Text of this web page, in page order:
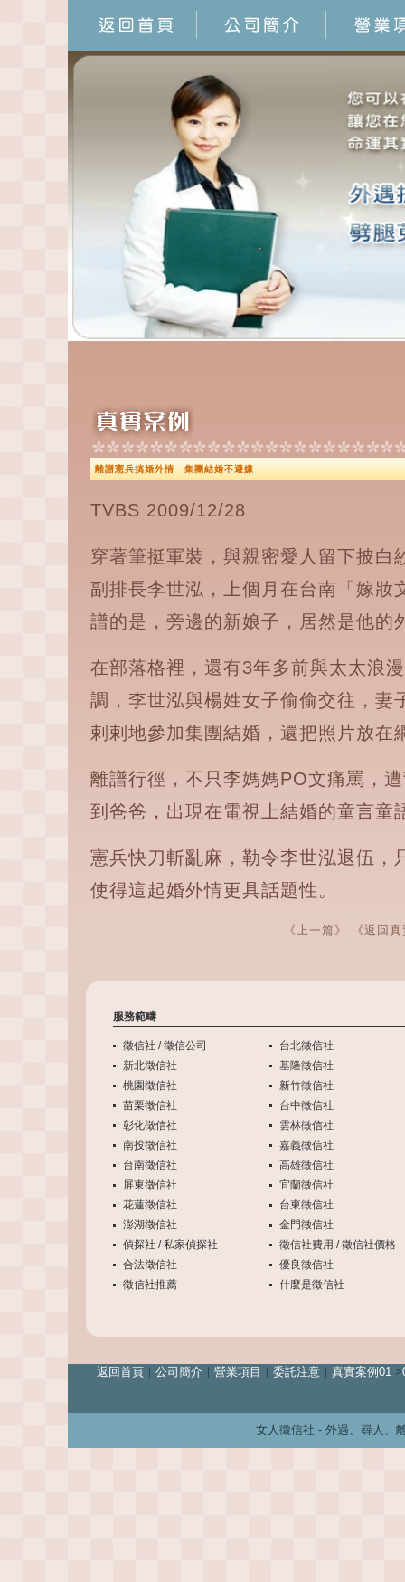
離譜憲兵搞婚外情 集團結婚不避嫌
TVBS 2009/12/28
穿著筆挺軍裝，與親密愛人留下披
副排長李世泓，上個月在台南「嫁妝
譜的是，旁邊的新娘子，居然是他的
在部落格裡，還有3年多前與太太浪
調，李世泓與楊姓女子偷偷交往，妻
剌剌地參加集團結婚，還把照片放在
離譜行徑，不只李媽媽PO文痛罵，
到爸爸，出現在電視上結婚的童言童
憲兵快刀斬亂麻，勒令李世泓退伍，
使得這起婚外情更具話題性。
《上一篇》 《返回
服務範疇
徵信社 / 徵信公司
台北徵信社
新北徵信社
基隆徵信社
桃園徵信社
新竹徵信社
苗栗徵信社
台中徵信社
彰化徵信社
雲林徵信社
南投徵信社
嘉義徵信社
台南徵信社
高雄徵信社
屏東徵信社
宜蘭徵信社
花蓮徵信社
台東徵信社
澎湖徵信社
金門徵信社
偵探社 / 私家偵探社
徵信社費用 / 徵信社價格
合法徵信社
優良徵信社
徵信社推薦
什麼是徵信社
返回首頁｜ 公司簡介 營業項目 委託注意｜ 真實案例01>
女人徵信社 - 外遇、尋人、